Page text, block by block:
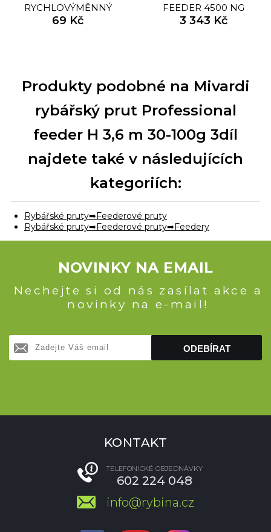
RYCHLOVÝMĚNNÝ
OBRATLÍK QUICK SWAP
69 Kč
FEEDER 4500 NG
3 343 Kč
Produkty podobné na Mivardi
rybářský prut Professional
feeder H 3,6 m 30-100g 3díl
najdete také v následujících
kategoriích:
Rybářské pruty
Feederové pruty
Rybářské pruty
Feederové pruty Feedery
NOVINKY NA EMAIL
Nechejte si od nás zasílat akce a
novinky na e-mail!
ODEBÍRAT
KONTAKT
TELEFONICKÉ OBJEDNÁVKY
602 224 048
info@rybina.cz